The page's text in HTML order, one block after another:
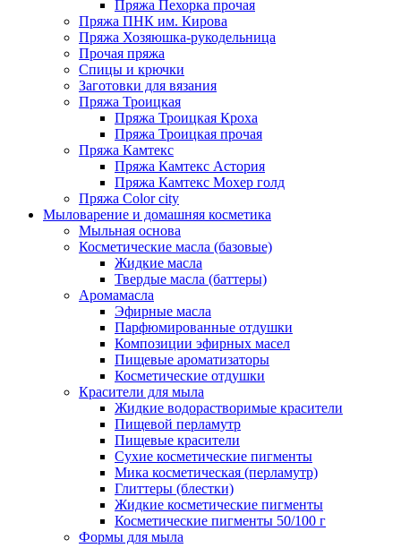
Пряжа Пехорка прочая
Пряжа ПНК им. Кирова
Пряжа Хозяюшка-рукодельница
Прочая пряжа
Спицы и крючки
Заготовки для вязания
Пряжа Троицкая
Пряжа Троицкая Кроха
Пряжа Троицкая прочая
Пряжа Камтекс
Пряжа Камтекс Астория
Пряжа Камтекс Мохер голд
Пряжа Color city
Мыловарение и домашняя косметика
Мыльная основа
Косметические масла (базовые)
Жидкие масла
Твердые масла (баттеры)
Аромамасла
Эфирные масла
Парфюмированные отдушки
Композиции эфирных масел
Пищевые ароматизаторы
Косметические отдушки
Красители для мыла
Жидкие водорастворимые красители
Пищевой перламутр
Пищевые красители
Сухие косметические пигменты
Мика косметическая (перламутр)
Глиттеры (блестки)
Жидкие косметические пигменты
Косметические пигменты 50/100 г
Формы для мыла